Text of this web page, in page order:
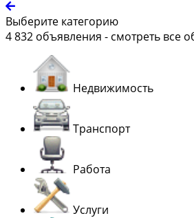
Выберите категорию
4 832 объявления - смотреть все
Недвижимость
Транспорт
Работа
Услуги